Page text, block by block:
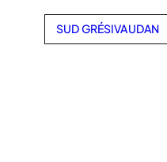
SUD GRÉSIVAUDAN